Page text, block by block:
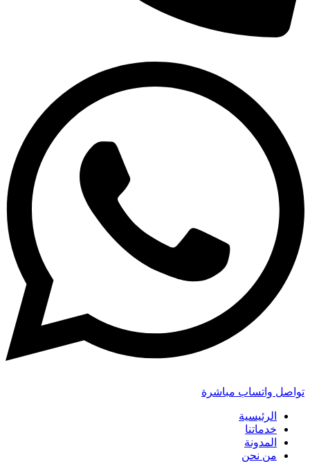
تواصل واتساب مباشرة
الرئيسية
خدماتنا
المدونة
من نحن